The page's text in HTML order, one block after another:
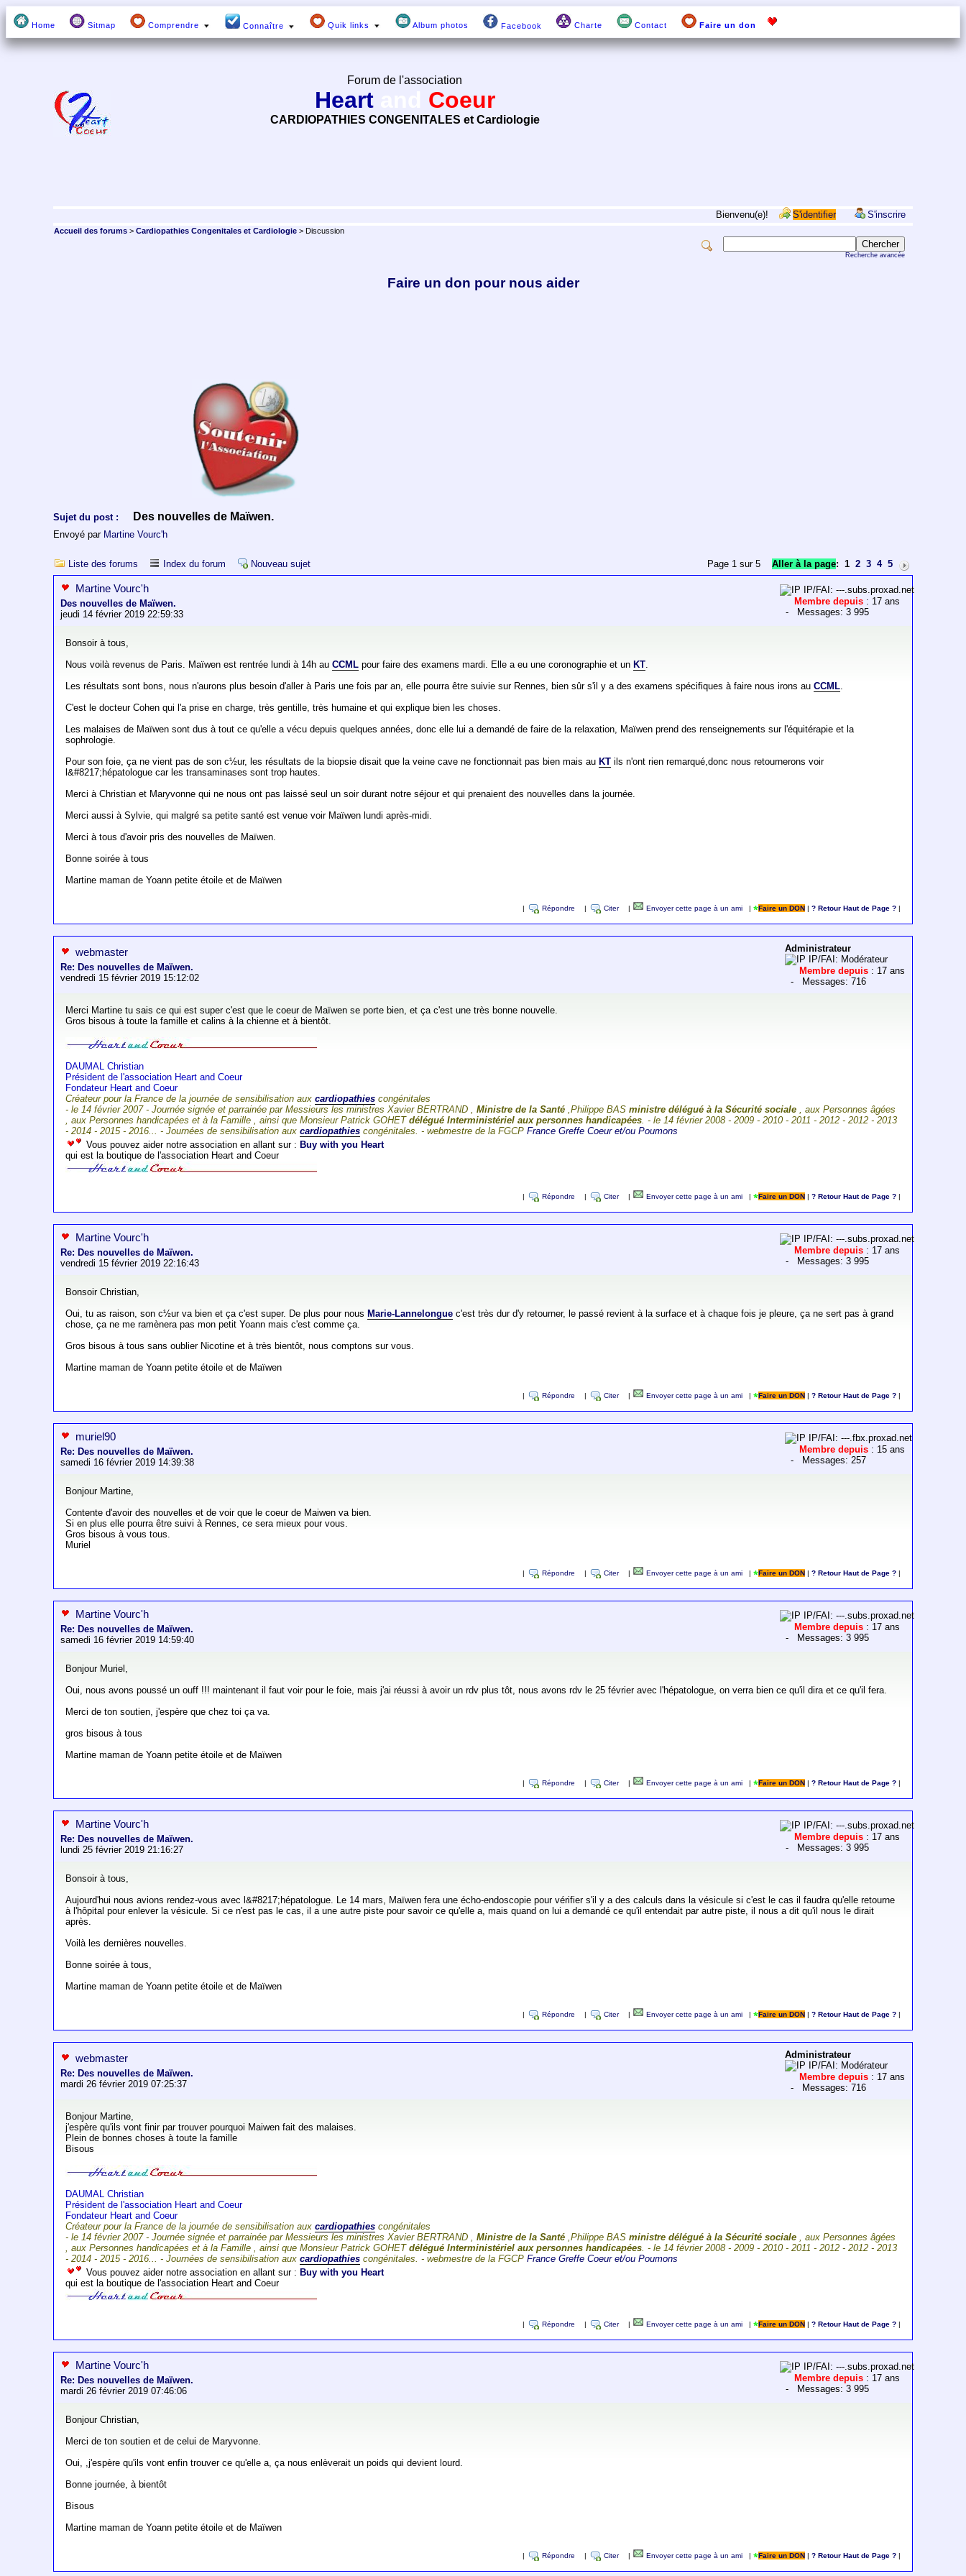
Home Sitmap Comprendre Connaître Quik links Album photos Facebook Charte Contact Faire un don
Forum de l'association
Heart Coeur
CARDIOPATHIES CONGENITALES et Cardiologie
Bienvenu(e)! S'identifier S'inscrire
Accueil des forums >Cardiopathies Congenitales et Cardiologie > Discussion
Recherche avancée
Faire un don pour nous aider
Sujet du post : Des nouvelles de Maïwen.
Envoyé par Martine Vourc'h
Liste des forums Index du forum Nouveau sujet Page 1 sur 5 Aller à la page: 1 2 3 4 5
Martine Vourc'h
Des nouvelles de Maïwen.
jeudi 14 février 2019 22:59:33
IP/FAI: ---.subs.proxad.net
Membre depuis : 17 ans
- Messages: 3 995
Bonsoir à tous,
Nous voilà revenus de Paris. Maïwen est rentrée lundi à 14h auCCML pour faire des examens mardi. Elle a eu une coronographie et un KT.
Les résultats sont bons, nous n'aurons plus besoin d'aller à Paris une fois par an, elle pourra être suivie sur Rennes, bien sûr s'il y a des examens spécifiques à faire nous irons auCCML.
C'est le docteur Cohen qui l'a prise en charge, très gentille, très humaine et qui explique bien les choses.
Les malaises de Maïwen sont dus à tout ce qu'elle a vécu depuis quelques années, donc elle lui a demandé de faire de la relaxation, Maïwen prend des renseignements sur l'équitérapie et la
sophrologie.
Pour son foie, ça ne vient pas de son c½ur, les résultats de la biopsie disait que la veine cave ne fonctionnait pas bien mais au KT ils n'ont rien remarqué,donc nous retournerons voir
l&#8217;hépatologue car les transaminases sont trop hautes.
Merci à Christian et Maryvonne qui ne nous ont pas laissé seul un soir durant notre séjour et qui prenaient des nouvelles dans la journée.
Merci aussi à Sylvie, qui malgré sa petite santé est venue voir Maïwen lundi après-midi.
Merci à tous d'avoir pris des nouvelles de Maïwen.
Bonne soirée à tous
Martine maman de Yoann petite étoile et de Maïwen
Répondre Citer Envoyer cette page à un ami| Faire un DON ? Retour Haut de Page ?|
webmaster
Re: Des nouvelles de Maïwen.
vendredi 15 février 2019 15:12:02
Administrateur
IP/FAI: Modérateur
Membre depuis : 17 ans
- Messages: 716
Merci Martine tu sais ce qui est super c'est que le coeur de Maïwen se porte bien, et ça c'est une très bonne nouvelle.
Gros bisous à toute la famille et calins à la chienne et à bientôt.
DAUMAL Christian
Président de l'association Heart and Coeur
Fondateur Heart and Coeur
Créateur pour la France de la journée de sensibilisation auxcardiopathies congénitales
- le 14 février 2007 - Journée signée et parrainée par Messieurs les ministres Xavier BERTRAND ,Ministre de la Santé ,Philippe BASministre délégué à la Sécurité sociale , aux Personnes âgées
, aux Personnes handicapées et à la Famille , ainsi que Monsieur Patrick GOHETdélégué Interministériel aux personnes handicapées. - le 14 février 2008 - 2009 - 2010 - 2011 - 2012 - 2012 - 2013
- 2014 - 2015 - 2016... - Journées de sensibilisation auxcardiopathies congénitales. - webmestre de la FGCPFrance Greffe Coeur et/ou Poumons
Vous pouvez aider notre association en allant sur : Buy with you Heart
qui est la boutique de l'association Heart and Coeur
Répondre Citer Envoyer cette page à un ami| Faire un DON ? Retour Haut de Page ?|
Martine Vourc'h
Re: Des nouvelles de Maïwen.
vendredi 15 février 2019 22:16:43
IP/FAI: ---.subs.proxad.net
Membre depuis : 17 ans
- Messages: 3 995
Bonsoir Christian,
Oui, tu as raison, son c½ur va bien et ça c'est super. De plus pour nous Marie-Lannelongue c'est très dur d'y retourner, le passé revient à la surface et à chaque fois je pleure, ça ne sert pas à grand
chose, ça ne me ramènera pas mon petit Yoann mais c'est comme ça.
Gros bisous à tous sans oublier Nicotine et à très bientôt, nous comptons sur vous.
Martine maman de Yoann petite étoile et de Maïwen
Répondre Citer Envoyer cette page à un ami| Faire un DON ? Retour Haut de Page ?|
muriel90
Re: Des nouvelles de Maïwen.
samedi 16 février 2019 14:39:38
IP/FAI: ---.fbx.proxad.net
Membre depuis : 15 ans
- Messages: 257
Bonjour Martine,
Contente d'avoir des nouvelles et de voir que le coeur de Maiwen va bien.
Si en plus elle pourra être suivi à Rennes, ce sera mieux pour vous.
Gros bisous à vous tous.
Muriel
Répondre Citer Envoyer cette page à un ami| Faire un DON ? Retour Haut de Page ?|
Martine Vourc'h
Re: Des nouvelles de Maïwen.
samedi 16 février 2019 14:59:40
IP/FAI: ---.subs.proxad.net
Membre depuis : 17 ans
- Messages: 3 995
Bonjour Muriel,
Oui, nous avons poussé un ouff !!! maintenant il faut voir pour le foie, mais j'ai réussi à avoir un rdv plus tôt, nous avons rdv le 25 février avec l'hépatologue, on verra bien ce qu'il dira et ce qu'il fera.
Merci de ton soutien, j'espère que chez toi ça va.
gros bisous à tous
Martine maman de Yoann petite étoile et de Maïwen
Répondre Citer Envoyer cette page à un ami| Faire un DON ? Retour Haut de Page ?|
Martine Vourc'h
Re: Des nouvelles de Maïwen.
lundi 25 février 2019 21:16:27
IP/FAI: ---.subs.proxad.net
Membre depuis : 17 ans
- Messages: 3 995
Bonsoir à tous,
Aujourd'hui nous avions rendez-vous avec l&#8217;hépatologue. Le 14 mars, Maïwen fera une écho-endoscopie pour vérifier s'il y a des calculs dans la vésicule si c'est le cas il faudra qu'elle retourne
à l'hôpital pour enlever la vésicule. Si ce n'est pas le cas, il a une autre piste pour savoir ce qu'elle a, mais quand on lui a demandé ce qu'il entendait par autre piste, il nous a dit qu'il nous le dirait
après.
Voilà les dernières nouvelles.
Bonne soirée à tous,
Martine maman de Yoann petite étoile et de Maïwen
Répondre Citer Envoyer cette page à un ami| Faire un DON ? Retour Haut de Page ?|
webmaster
Re: Des nouvelles de Maïwen.
mardi 26 février 2019 07:25:37
Administrateur
IP/FAI: Modérateur
Membre depuis : 17 ans
- Messages: 716
Bonjour Martine,
j'espère qu'ils vont finir par trouver pourquoi Maiwen fait des malaises.
Plein de bonnes choses à toute la famille
Bisous
DAUMAL Christian
Président de l'association Heart and Coeur
Fondateur Heart and Coeur
Créateur pour la France de la journée de sensibilisation auxcardiopathies congénitales
- le 14 février 2007 - Journée signée et parrainée par Messieurs les ministres Xavier BERTRAND ,Ministre de la Santé ,Philippe BASministre délégué à la Sécurité sociale , aux Personnes âgées
, aux Personnes handicapées et à la Famille , ainsi que Monsieur Patrick GOHETdélégué Interministériel aux personnes handicapées. - le 14 février 2008 - 2009 - 2010 - 2011 - 2012 - 2012 - 2013
- 2014 - 2015 - 2016... - Journées de sensibilisation auxcardiopathies congénitales. - webmestre de la FGCPFrance Greffe Coeur et/ou Poumons
Vous pouvez aider notre association en allant sur : Buy with you Heart
qui est la boutique de l'association Heart and Coeur
Répondre Citer Envoyer cette page à un ami| Faire un DON ? Retour Haut de Page ?|
Martine Vourc'h
Re: Des nouvelles de Maïwen.
mardi 26 février 2019 07:46:06
IP/FAI: ---.subs.proxad.net
Membre depuis : 17 ans
- Messages: 3 995
Bonjour Christian,
Merci de ton soutien et de celui de Maryvonne.
Oui, ,j'espère qu'ils vont enfin trouver ce qu'elle a, ça nous enlèverait un poids qui devient lourd.
Bonne journée, à bientôt
Bisous
Martine maman de Yoann petite étoile et de Maïwen
Répondre Citer Envoyer cette page à un ami| Faire un DON ? Retour Haut de Page ?|